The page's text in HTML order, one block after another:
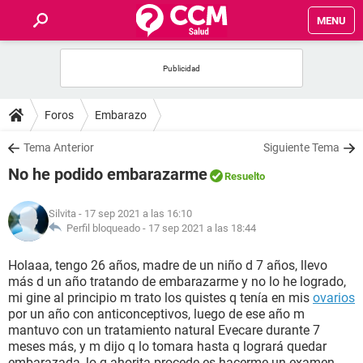
MENU
FOROS
SALUD
NUTRICIÓN
BIENESTAR
SEXUALIDAD
GLOSARIO
Foros Embarazo
Tema Anterior Siguiente Tema
No he podido embarazarme Resuelto
Silvita - 17 sep 2021 a las 16:10
Perfil bloqueado - 17 sep 2021 a las 18:44
Holaaa, tengo 26 años, madre de un niño d 7 años, llevo
más d un año tratando de embarazarme y no lo he logrado,
mi gine al principio m trato los quistes q tenía en mis ovarios
por un año con anticonceptivos, luego de ese año m
mantuvo con un tratamiento natural Evecare durante 7
meses más, y m dijo q lo tomara hasta q logrará quedar